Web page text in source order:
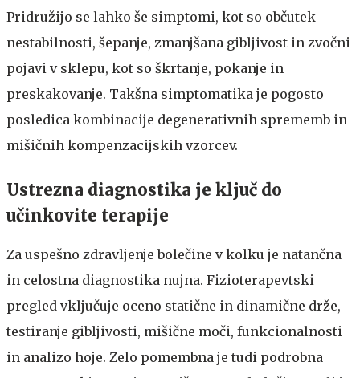
Pridružijo se lahko še simptomi, kot so občutek
nestabilnosti, šepanje, zmanjšana gibljivost in zvočni
pojavi v sklepu, kot so škrtanje, pokanje in
preskakovanje. Takšna simptomatika je pogosto
posledica kombinacije degenerativnih sprememb in
mišičnih kompenzacijskih vzorcev.
Ustrezna diagnostika je ključ do
učinkovite terapije
Za uspešno zdravljenje bolečine v kolku je natančna
in celostna diagnostika nujna. Fizioterapevtski
pregled vključuje oceno statične in dinamične drže,
testiranje gibljivosti, mišične moči, funkcionalnosti
in analizo hoje. Zelo pomembna je tudi podrobna